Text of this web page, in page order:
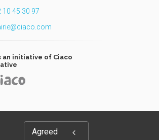
Agreed
10 45 30 97
an initiative of Ciaco